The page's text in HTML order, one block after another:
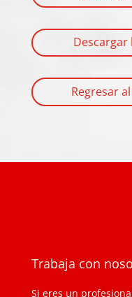
Regresar
Trabaja con
Si eres un